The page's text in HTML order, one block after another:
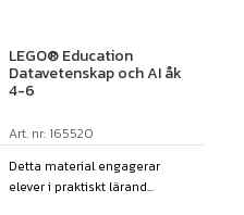
LEGO® Education
Datavetenskap och AI åk
4-6
Art. nr: 165520
Detta material engagerar
elever i praktiskt lärand...